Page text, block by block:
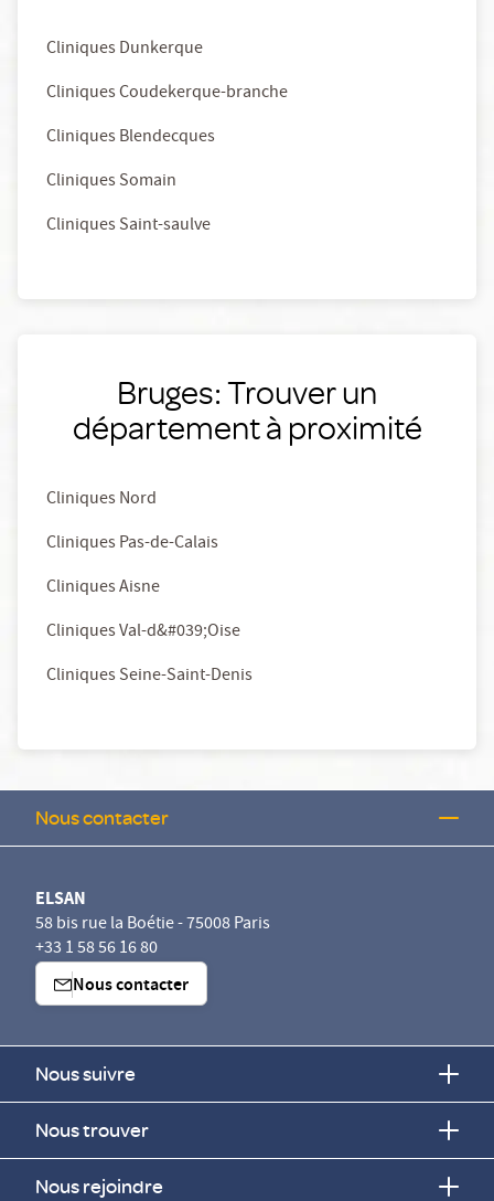
Cliniques Dunkerque
Cliniques Coudekerque-branche
Cliniques Blendecques
Cliniques Somain
Cliniques Saint-saulve
Bruges: Trouver un
département à proximité
Cliniques Nord
Cliniques Pas-de-Calais
Cliniques Aisne
Cliniques Val-d&#039;Oise
Cliniques Seine-Saint-Denis
Nous contacter
ELSAN
58 bis rue la Boétie - 75008 Paris
+33 1 58 56 16 80
Nous contacter
Nous suivre
Nous trouver
Nous rejoindre